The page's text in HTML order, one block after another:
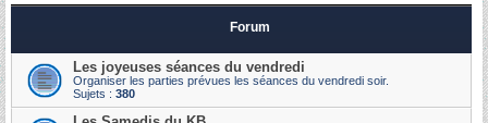
Forum
Les joyeuses séances du vendredi
Organiser les parties prévues les séances du vendredi soir.
Sujets : 380